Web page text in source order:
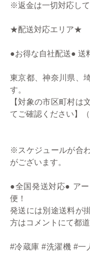
※返金は一切対応して
★配送対応エリア★
●お得な自社配送● 送
東京都、神奈川県、
す。
【対象の市区町村は
てご確認ください】
※スケジュールが合
がございます。
●全国発送対応● ア
便！
発送には別途送料が
方はコメントにて都
#冷蔵庫 #洗濯機 #一